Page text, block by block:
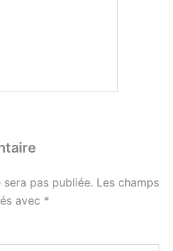
pas publiée. Les champs
avec *